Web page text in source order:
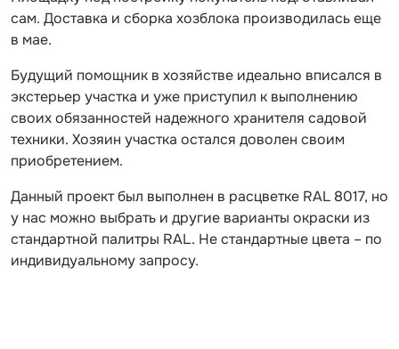
сам. Доставка и сборка хозблока производилась еще
в мае.
Будущий помощник в хозяйстве идеально вписался в
экстерьер участка и уже приступил к выполнению
своих обязанностей надежного хранителя садовой
техники. Хозяин участка остался доволен своим
приобретением.
Данный проект был выполнен в расцветке RAL 8017, но
у нас можно выбрать и другие варианты окраски из
стандартной палитры RAL. Не стандартные цвета – по
индивидуальному запросу.